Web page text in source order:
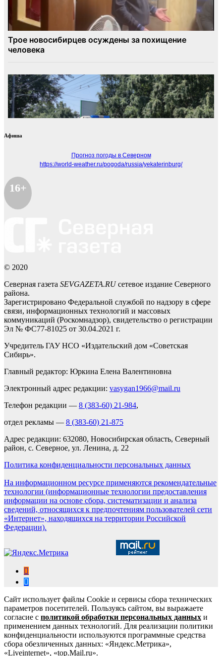
Афиша
Прогноз погоды в Северном
https://world-weather.ru/pogoda/russia/yekaterinburg/
16+
© 2020
Северная газета SEVGAZETA.RUсетевое издание Северного
района.
Зарегистрировано Федеральной службой по надзору в сфере
связи, информационных технологий и массовых
коммуникаций (Роскомнадзор), свидетельство о регистрации
Эл № ФС77-81025 от 30.04.2021 г.
Учредитель ГАУ НСО «Издательский дом «Советская
Сибирь».
Главный редактор: Юркина Елена Валентиновна
Электронный адрес редакции: vasygan1966@mail.ru
Телефон редакции — 8 (383-60) 21-984,
отдел рекламы — 8 (383-60) 21-875
Адрес редакции: 632080, Новосибирская область, Северный
район, с. Северное, ул. Ленина, д. 22
Политика конфиденциальности персональных данных
На информационном ресурсе применяются рекомендательные
технологии (информационные технологии предоставления
информации на основе сбора, систематизации и анализа
сведений, относящихся к предпочтениям пользователей сети
«Интернет», находящихся на территории Российской
Федерации).
Сайт использует файлы Cookie и сервисы сбора технических
параметров посетителей. Пользуясь сайтом, вы выражаете
согласие с политикой обработки персональных данных и
применением данных технологий. Для реализации политики
конфиденциальности используются программные средства
сбора обезличенных данных: «Яндекс.Метрика»,
«Liveinternet», «top.Mail.ru».